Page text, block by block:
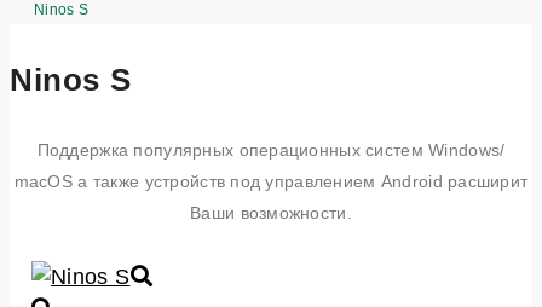
Ninos S
Ninos S
Поддержка популярных операционных систем Windows/
macOS а также устройств под управлением Android расширит
Ваши возможности.